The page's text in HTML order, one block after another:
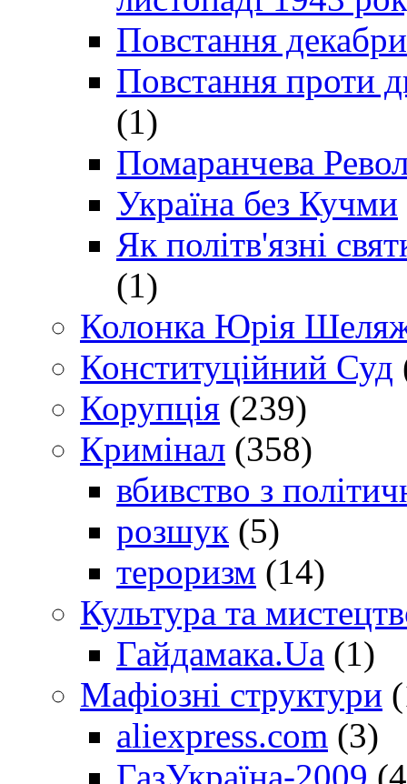
Повстання
Повстання проти
(1)
Помаранчева
Україна без Кучми
Як політв'язні
(1)
Колонка Юрія
Конституційний Суд
Корупція (239)
Кримінал (358)
вбивство з
розшук (5)
тероризм (14)
Культура та
Гайдамака.Ua (1)
Мафіозні структури
aliexpress.com (3)
ГазУкраїна-2009